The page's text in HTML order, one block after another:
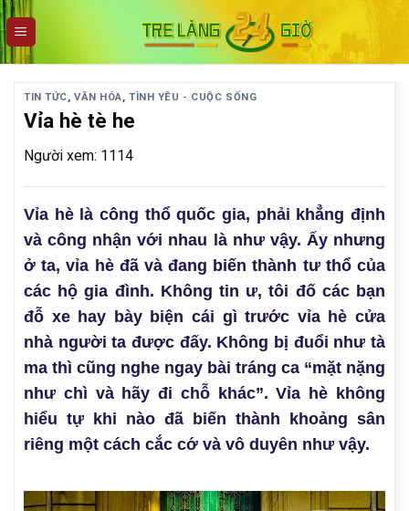
Skip
to
content
TIN TỨC,VĂN HÓA,TÌNH YÊU - CUỘC SỐNG
Vỉa hè tè he
Người xem: 1114
Vỉa hè là công thổ quốc gia, phải khẳng định
và công nhận với nhau là như vậy. Ấy nhưng
ở ta, vỉa hè đã và đang biến thành tư thổ của
các hộ gia đình. Không tin ư, tôi đố các bạn
đỗ xe hay bày biện cái gì trước vỉa hè cửa
nhà người ta được đấy. Không bị đuổi như tà
ma thì cũng nghe ngay bài tráng ca “mặt nặng
như chì và hãy đi chỗ khác”. Vỉa hè không
hiểu tự khi nào đã biến thành khoảng sân
riêng một cách cắc cớ và vô duyên như vậy.